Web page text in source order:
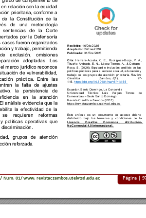
Página |
/ Num. 01/ www. revistaczambos.utelvtsd.edu.ec
grado de cumpli miento de
en relación con la equidad
prioritaria, conforme a
de la Constitución de
la
és de una
metodología
sentencias de la
Corte
por la Defensoría
casos fueron organizados
y trabajo, permitiendo
de exclusión,
omisiones
adoptadas.
Los
el marco jurídico reconoce
de vulnerabilidad,
práctica. Entre
as
ran la fal ta de ajustes
la persistencia
de
en la
atención
El análisis evidencia que
la
la efectividad de
la
se requieren
reformas
y políticas operativas que
discriminación.
grupos de
atención
ón reforzada.
Recibido: 16/Dic/2025
Aceptado: 05/Ene/2026
Publicado: 31/Ene/2026
Cita: Herrera-Acosta, C. E., Rodríguez-Borja, P.
A.,
Tituaña-Andrade, E. N., López-Torres, A., & Defranc-
Roca,
S. (2026). Equidad e inclusión: análisis de las
políticas públicas para el acceso a salud, educación y
trabajo de los grupos de atención prioritaria.
Revista
Científica
Zambos, 5(1), 97-
115. https://doi.org/10.69484/rcz/v5/n1/155
Ecuador, Santo Domingo, La Concordia
Universidad
Técnica Luis Vargas Torres
de
Esmeraldas – Sede Santo Domingo
Revista Científica Zambos (RCZ)
https://revistaczambos.utelvtsd.edu.ec
Este artículo es un documento de acceso
abierto
distribuido
bajo los términos y condiciones de
la
Licencia
Creative Commons, Atribución-
NoComercial 4.0 Internacional.